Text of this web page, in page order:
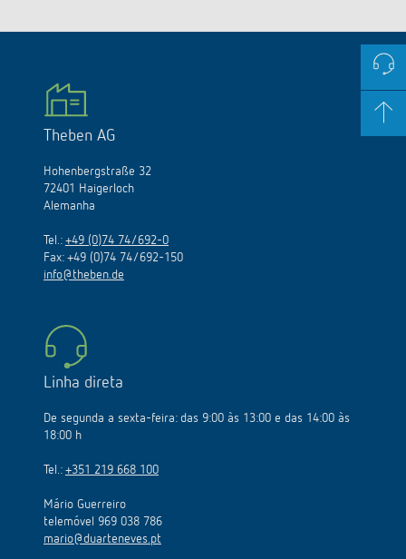
Theben AG
Hohenbergstraße 32
72401 Haigerloch
Alemanha
Tel.: +49 (0)74 74/692-0
Fax: +49 (0)74 74/692-150
info@theben.de
Linha direta
De segunda a sexta-feira: das 9:00 às 13:00 e das 14:00 às
18:00 h
Tel.: +351 219 668 100
Mário Guerreiro
telemóvel 969 038 786
mario@duarteneves.pt